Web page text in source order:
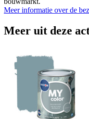
Meer informatie over de
Meer uit deze